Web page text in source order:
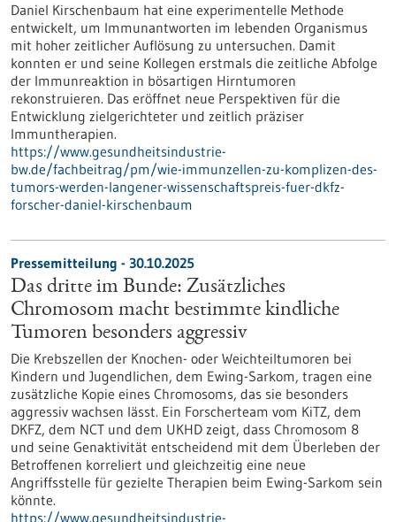
Daniel Kirschenbaum hat eine experimentelle Methode
entwickelt, um Immunantworten im lebenden Organismus
mit hoher zeitlicher Auflösung zu untersuchen. Damit
konnten er und seine Kollegen erstmals die zeitliche Abfolge
der Immunreaktion in bösartigen Hirntumoren
rekonstruieren. Das eröffnet neue Perspektiven für die
Entwicklung zielgerichteter und zeitlich präziser
Immuntherapien.
https://www.gesundheitsindustrie-
bw.de/fachbeitrag/pm/wie-immunzellen-zu-komplizen-des-
tumors-werden-langener-wissenschaftspreis-fuer-dkfz-
forscher-daniel-kirschenbaum
Pressemitteilung - 30.10.2025
Das dritte im Bunde: Zusätzliches
Chromosom macht bestimmte kindliche
Tumoren besonders aggressiv
Die Krebszellen der Knochen- oder Weichteiltumoren bei
Kindern und Jugendlichen, dem Ewing-Sarkom, tragen eine
zusätzliche Kopie eines Chromosoms, das sie besonders
aggressiv wachsen lässt. Ein Forscherteam vom KiTZ, dem
DKFZ, dem NCT und dem UKHD zeigt, dass Chromosom 8
und seine Genaktivität entscheidend mit dem Überleben der
Betroffenen korreliert und gleichzeitig eine neue
Angriffsstelle für gezielte Therapien beim Ewing-Sarkom sein
könnte.
https://www.gesundheitsindustrie-